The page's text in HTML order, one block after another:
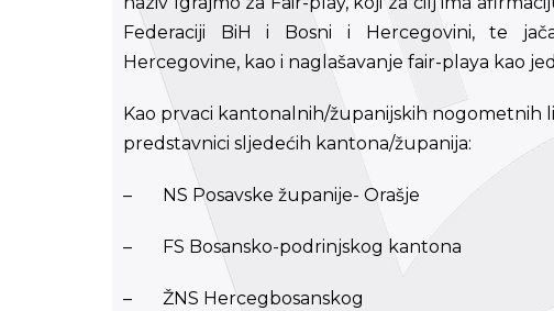
Federaciji BiH i Bosni i Hercegovini, te
Hercegovine, kao i naglašavanje fair-playa kao
Kao prvaci kantonalnih/županijskih
predstavnici sljedećih kantona/županija:
– NS Posavske županije- Orašje
– FS Bosansko-podrinjskog kantona
– ŽNS Hercegbosanskog